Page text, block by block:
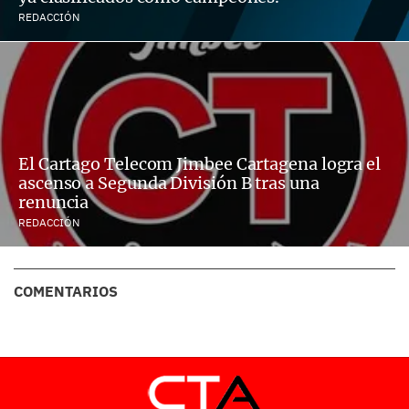
REDACCIÓN
El Cartago Telecom Jimbee Cartagena logra el
ascenso a Segunda División B tras una
renuncia
REDACCIÓN
COMENTARIOS